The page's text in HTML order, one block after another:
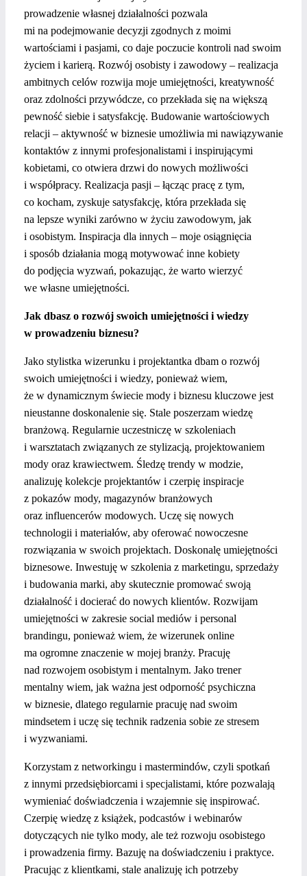
prowadzenie własnej działalności pozwala
mi na podejmowanie decyzji zgodnych z moimi
wartościami i pasjami, co daje poczucie kontroli nad swoim
życiem i karierą. Rozwój osobisty i zawodowy – realizacja
ambitnych celów rozwija moje umiejętności, kreatywność
oraz zdolności przywódcze, co przekłada się na większą
pewność siebie i satysfakcję. Budowanie wartościowych
relacji – aktywność w biznesie umożliwia mi nawiązywanie
kontaktów z innymi profesjonalistami i inspirującymi
kobietami, co otwiera drzwi do nowych możliwości
i współpracy. Realizacja pasji – łącząc pracę z tym,
co kocham, zyskuje satysfakcję, która przekłada się
na lepsze wyniki zarówno w życiu zawodowym, jak
i osobistym. Inspiracja dla innych – moje osiągnięcia
i sposób działania mogą motywować inne kobiety
do podjęcia wyzwań, pokazując, że warto wierzyć
we własne umiejętności.
Jak dbasz o rozwój swoich umiejętności i wiedzy
w prowadzeniu biznesu?
Jako stylistka wizerunku i projektantka dbam o rozwój
swoich umiejętności i wiedzy, ponieważ wiem,
że w dynamicznym świecie mody i biznesu kluczowe jest
nieustanne doskonalenie się. Stale poszerzam wiedzę
branżową. Regularnie uczestniczę w szkoleniach
i warsztatach związanych ze stylizacją, projektowaniem
mody oraz krawiectwem. Śledzę trendy w modzie,
analizuję kolekcje projektantów i czerpię inspiracje
z pokazów mody, magazynów branżowych
oraz influencerów modowych. Uczę się nowych
technologii i materiałów, aby oferować nowoczesne
rozwiązania w swoich projektach. Doskonalę umiejętności
biznesowe. Inwestuję w szkolenia z marketingu, sprzedaży
i budowania marki, aby skutecznie promować swoją
działalność i docierać do nowych klientów. Rozwijam
umiejętności w zakresie social mediów i personal
brandingu, ponieważ wiem, że wizerunek online
ma ogromne znaczenie w mojej branży. Pracuję
nad rozwojem osobistym i mentalnym. Jako trener
mentalny wiem, jak ważna jest odporność psychiczna
w biznesie, dlatego regularnie pracuję nad swoim
mindsetem i uczę się technik radzenia sobie ze stresem
i wyzwaniami.
Korzystam z networkingu i mastermindów, czyli spotkań
z innymi przedsiębiorcami i specjalistami, które pozwalają
wymieniać doświadczenia i wzajemnie się inspirować.
Czerpię wiedzę z książek, podcastów i webinarów
dotyczących nie tylko mody, ale też rozwoju osobistego
i prowadzenia firmy. Bazuję na doświadczeniu i praktyce.
Pracując z klientkami, stale analizuję ich potrzeby